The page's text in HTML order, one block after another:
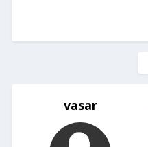
vasar